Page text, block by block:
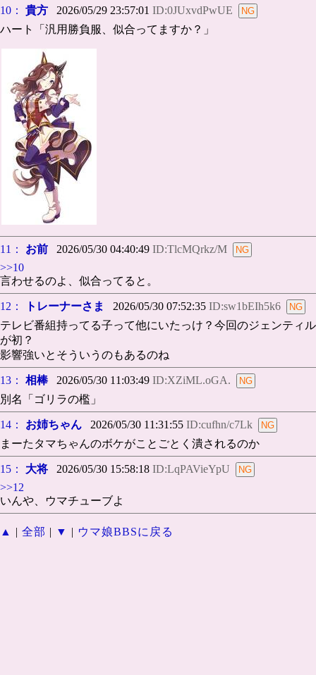
10： 貴方 2026/05/29 23:57:01 ID:0JUxvdPwUE
ハート「汎用勝負服、似合ってますか？」
11： お前 2026/05/30 04:40:49 ID:TlcMQrkz/M
>>10
言わせるのよ、似合ってると。
12： トレーナーさま 2026/05/30 07:52:35 ID:sw1bEIh5k6
テレビ番組持ってる子って他にいたっけ？今回のジェンティル
が初？
影響強いとそういうのもあるのね
13： 相棒2026/05/30 11:03:49 ID:XZiML.oGA.
別名「ゴリラの檻」
14： お姉ちゃん 2026/05/30 11:31:55 ID:cufhn/c7Lk
まーたタマちゃんのボケがことごとく潰されるのか
15： 大将 2026/05/30 15:58:18 ID:LqPAVieYpU
>>12
いんや、ウマチューブよ
▲ | 全部 | ▼ | ウマ娘BBSに戻る